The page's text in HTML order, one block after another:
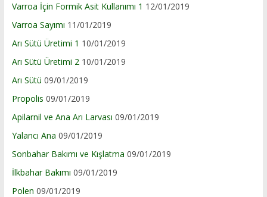
Varroa İçin Formik Asit Kullanımı 1 12/01/2019
Varroa Sayımı 11/01/2019
Arı Sütü Üretimi 1 10/01/2019
Arı Sütü Üretimi 2 10/01/2019
Arı Sütü 09/01/2019
Propolis 09/01/2019
Apilarnil ve Ana Arı Larvası 09/01/2019
Yalancı Ana 09/01/2019
Sonbahar Bakımı ve Kışlatma 09/01/2019
İlkbahar Bakımı 09/01/2019
Polen 09/01/2019